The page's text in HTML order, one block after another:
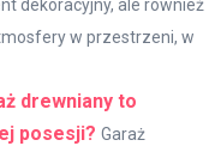
dekoracyjny, ale również
w przestrzeni, w
drewniany to
posesji? Garaż